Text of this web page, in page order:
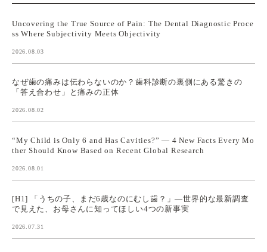
Uncovering the True Source of Pain: The Dental Diagnostic Proce
ss Where Subjectivity Meets Objectivity
2026.08.03
なぜ歯の痛みは伝わらないのか？歯科診断の裏側にある驚きの
「答え合わせ」と痛みの正体
2026.08.02
“My Child is Only 6 and Has Cavities?” — 4 New Facts Every Mo
ther Should Know Based on Recent Global Research
2026.08.01
[H1] 「うちの子、まだ6歳なのにむし歯？」—世界的な最新調査
で見えた、お母さんに知ってほしい4つの新事実
2026.07.31